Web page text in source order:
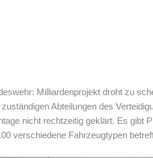
Milliardenprojekt droht zu
Abteilungen des
nicht rechtzeitig geklärt. Es gibt
verschiedene Fahrzeugtypen